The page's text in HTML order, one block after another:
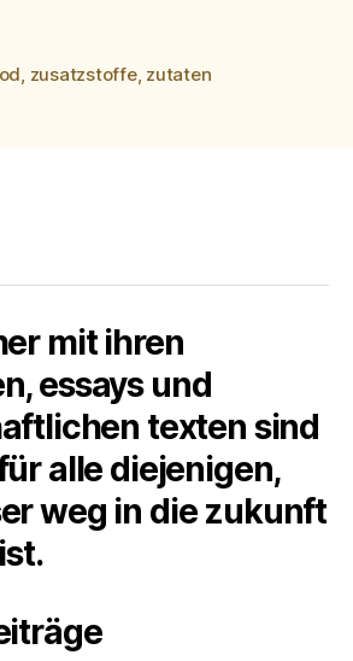
, zusatzstoffe, zutaten
mit ihren
essays und
texten sind
alle diejenigen,
weg in die zukunft